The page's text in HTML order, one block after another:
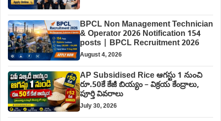
BPCL Non Management Technician
& Operator 2026 Notification 154
posts | BPCL Recruitment 2026
August 4, 2026
AP Subsidised Rice ఆగస్టు 1 నుంచి
రూ.50కే కేజీ బియ్యం – విక్రయ కేంద్రాలు,
పూర్తి వివరాలు
July 30, 2026